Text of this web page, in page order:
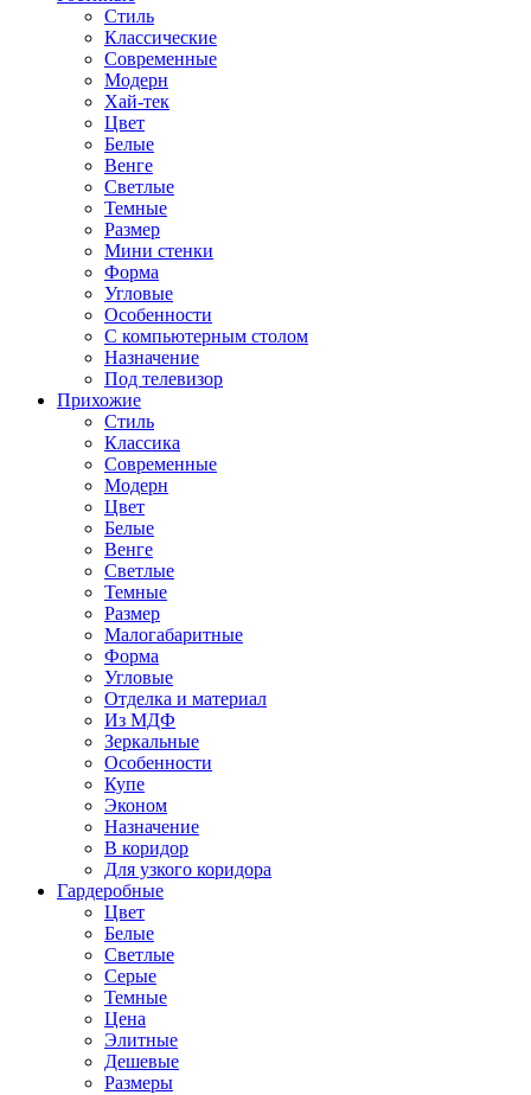
Стиль
Классические
Современные
Модерн
Хай-тек
Цвет
Белые
Венге
Светлые
Темные
Размер
Мини стенки
Форма
Угловые
Особенности
С компьютерным столом
Назначение
Под телевизор
Прихожие
Стиль
Классика
Современные
Модерн
Цвет
Белые
Венге
Светлые
Темные
Размер
Малогабаритные
Форма
Угловые
Отделка и материал
Из МДФ
Зеркальные
Особенности
Купе
Эконом
Назначение
В коридор
Для узкого коридора
Гардеробные
Цвет
Белые
Светлые
Серые
Темные
Цена
Элитные
Дешевые
Размеры